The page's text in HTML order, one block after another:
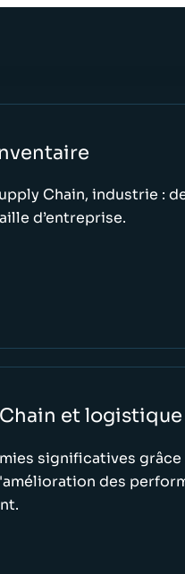
Chain, industrie :
d’entreprise.
et logistique
significatives
des